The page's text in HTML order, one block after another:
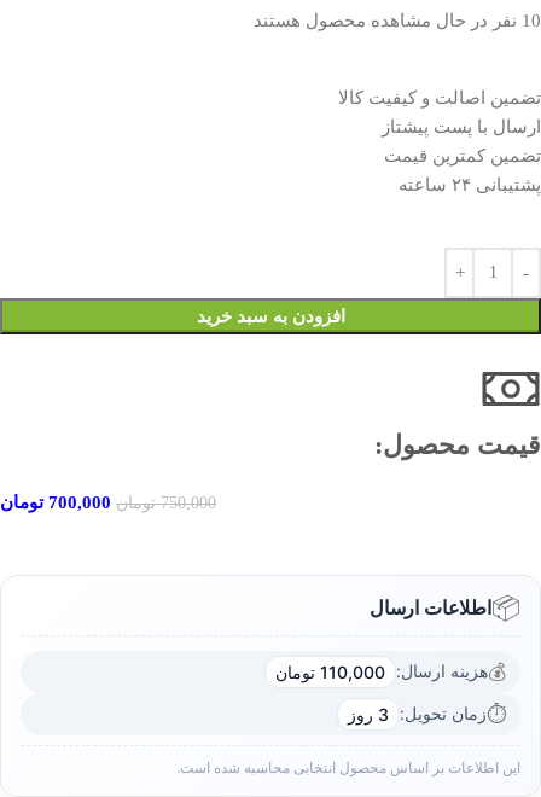
10 نفر در حال مشاهده محصول هستند
تضمین اصالت و کیفیت کالا
ارسال با پست پیشتاز
تضمین کمترین قیمت
پشتیبانی ۲۴ ساعته
افزودن به سبد خرید
قیمت محصول:​
750,000 تومان 700,000 تومان
📦اطلاعات ارسال
💰هزینه ارسال: 110,000 تومان
⏱️زمان تحویل: 3 روز
این اطلاعات بر اساس محصول انتخابی محاسبه شده است.